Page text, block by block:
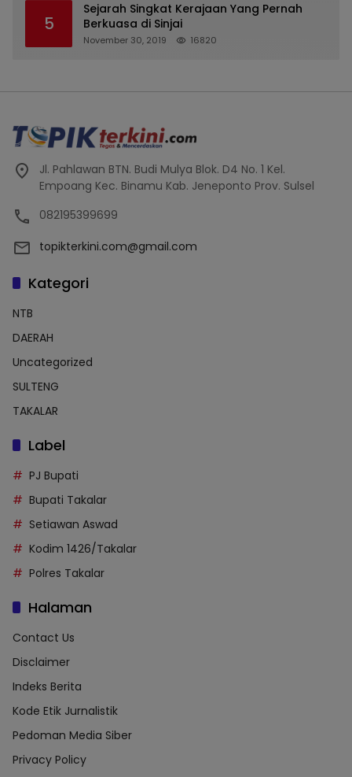
Milyaran Rupiah dan Bilyet Giro Tidak
Terdaftar, OJK Kalsel : Bertemu Tanggal 11
5
Sejarah Singkat Kerajaan Yang Pernah
Berkuasa di Sinjai
November 30, 2019 16820
Jl. Pahlawan BTN. Budi Mulya Blok. D4 No. 1 Kel.
Empoang Kec. Binamu Kab. Jeneponto Prov. Sulsel
082195399699
topikterkini.com@gmail.com
Kategori
NTB
DAERAH
Uncategorized
SULTENG
TAKALAR
Label
PJ Bupati
Bupati Takalar
Setiawan Aswad
Kodim 1426/Takalar
Polres Takalar
Halaman
Contact Us
Disclaimer
Indeks Berita
Kode Etik Jurnalistik
Pedoman Media Siber
Privacy Policy